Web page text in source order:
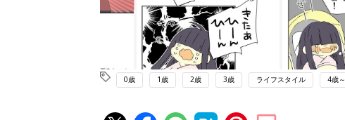
0歳 1歳 2歳 3歳 ライフスタイル 4歳～